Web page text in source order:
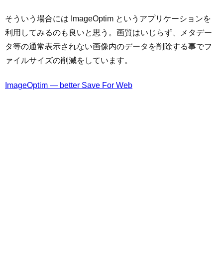
そういう場合には ImageOptim というアプリケーションを
利用してみるのも良いと思う。画質はいじらず、メタデー
タ等の通常表示されない画像内のデータを削除する事でフ
ァイルサイズの削減をしています。
ImageOptim — better Save For Web